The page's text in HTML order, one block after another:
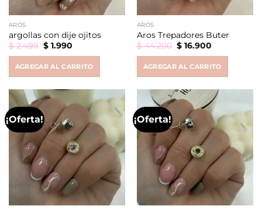
AROS
argollas con dije ojitos
$2.499 Original
price
$ 2.499.
$1.990Current
$ 1.990.
AGREGAR AL CARRITO
AROS
Aros Trepadores Buter
$44.200 Original
price
$ 44.200.
$16.900Current
$ 16.900.
AGREGAR AL CARRITO
¡Oferta! ¡Oferta!